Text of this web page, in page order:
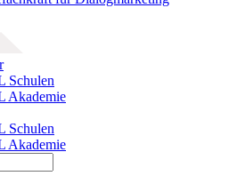
Schulen
Akademie
Schulen
Akademie